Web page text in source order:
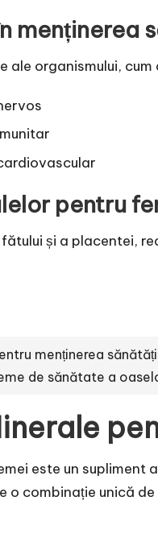
menținerea
ale organismului, cum
pentru
și a placentei,
menținerea
de sănătate a
este un
combinație unică